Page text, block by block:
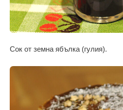
Сок от земна ябълка (гулия).